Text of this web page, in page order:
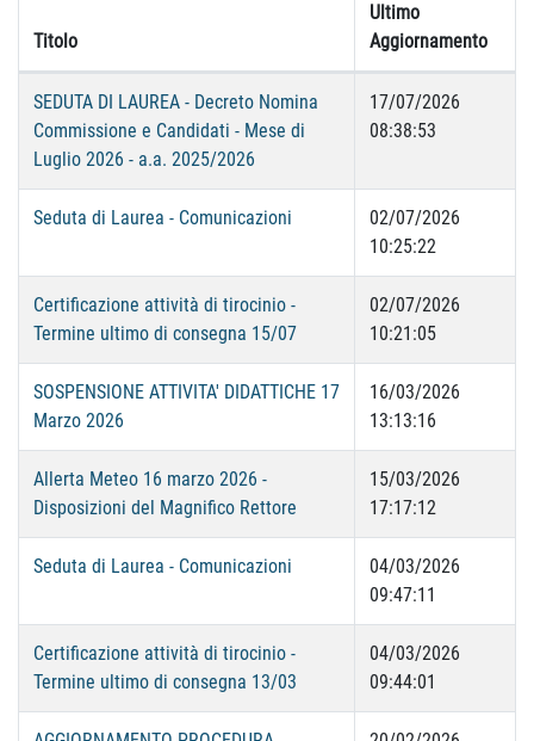
Titolo
Ultimo
Aggiornamento
SEDUTA DI LAUREA - Decreto Nomina
Commissione e Candidati - Mese di
Luglio 2026 - a.a. 2025/2026
17/07/2026
08:38:53
Seduta di Laurea - Comunicazioni
02/07/2026
10:25:22
Certificazione attività di tirocinio -
Termine ultimo di consegna 15/07
02/07/2026
10:21:05
SOSPENSIONE ATTIVITA' DIDATTICHE 17
Marzo 2026
16/03/2026
13:13:16
Allerta Meteo 16 marzo 2026 -
Disposizioni del Magnifico Rettore
15/03/2026
17:17:12
Seduta di Laurea - Comunicazioni
04/03/2026
09:47:11
Certificazione attività di tirocinio -
Termine ultimo di consegna 13/03
04/03/2026
09:44:01